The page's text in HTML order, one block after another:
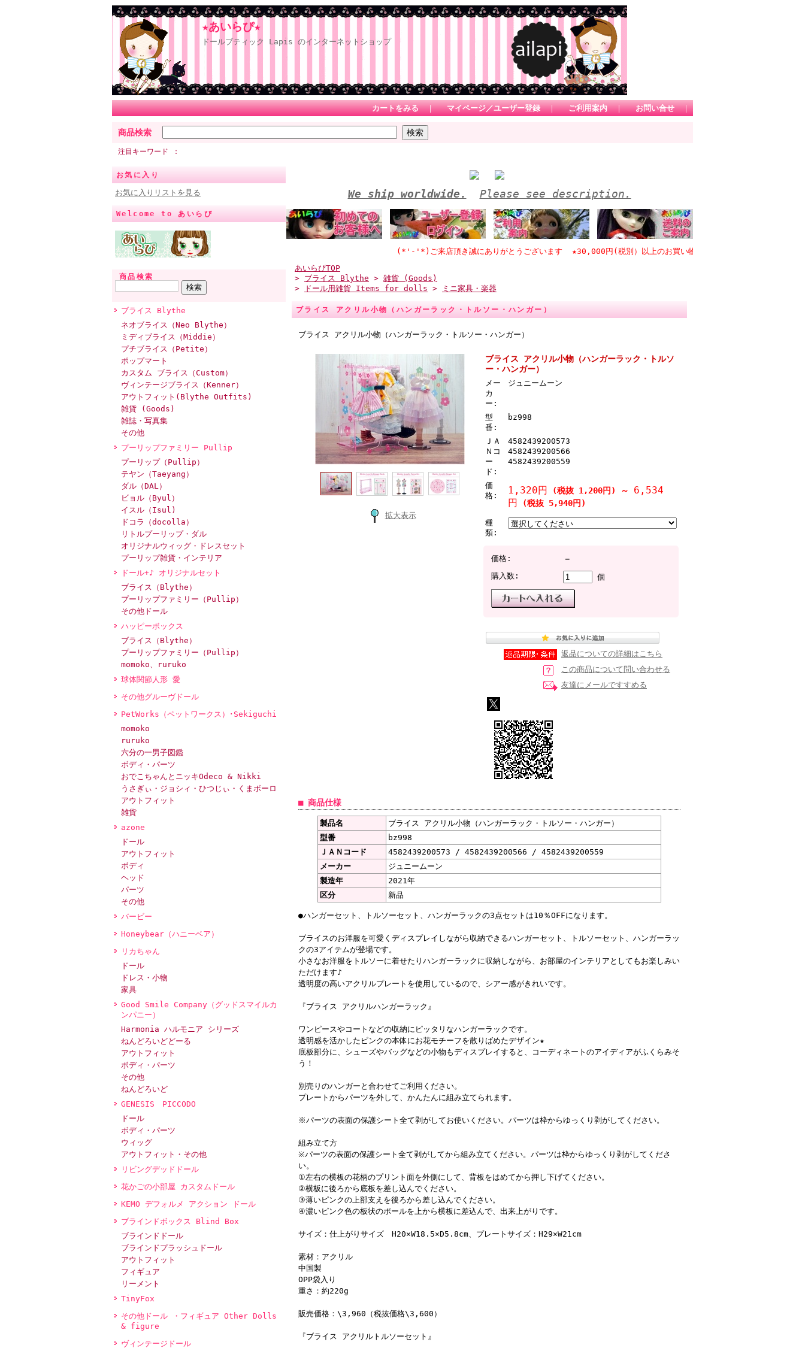
★あいらぴ★
ドールブティック Lapis のインターネットショップ
カートをみる ｜ マイページ／ユーザー登録 ｜ ご利用案内 ｜ お問い合せ ｜
商品検索
注目キーワード
お気に入り
お気に入りリストを見る
Welcome to あいらぴ
商品検索
ブライス Blythe
ネオブライス（Neo Blythe）
ミディブライス（Middie）
プチブライス（Petite）
ポップマート
カスタム ブライス（Custom）
ヴィンテージブライス（Kenner）
アウトフィット(Blythe Outfits)
雑貨 (Goods)
雑誌・写真集
その他
プーリップファミリー Pullip
プーリップ（Pullip）
テヤン（Taeyang）
ダル（DAL）
ビョル（Byul）
イスル（Isul)
ドコラ（docolla）
リトルプーリップ・ダル
オリジナルウィッグ・ドレスセット
プーリップ雑貨・インテリア
ドール+♪ オリジナルセット
ブライス（Blythe）
プーリップファミリー（Pullip）
その他ドール
ハッピーボックス
ブライス（Blythe）
プーリップファミリー（Pullip）
momoko、ruruko
球体関節人形 愛
その他グルーヴドール
PetWorks（ペットワークス）･Sekiguchi
momoko
ruruko
六分の一男子図鑑
ボディ・パーツ
おでこちゃんとニッキOdeco & Nikki
うさぎぃ・ジョシィ・ひつじぃ・くまボーロ
アウトフィット
雑貨
azone
ドール
アウトフィット
ボディ
ヘッド
パーツ
その他
バービー
Honeybear（ハニーベア）
リカちゃん
ドール
ドレス・小物
家具
Good Smile Company（グッドスマイルカ
ンパニー）
Harmonia ハルモニア シリーズ
ねんどろいどどーる
アウトフィット
ボディ・パーツ
その他
ねんどろいど
GENESIS PICCODO
ドール
ボディ・パーツ
ウィッグ
アウトフィット・その他
リビングデッドドール
花かごの小部屋 カスタムドール
KEMO デフォルメ アクション ドール
ブラインドボックス Blind Box
ブラインドドール
ブラインドプラッシュドール
アウトフィット
フィギュア
リーメント
TinyFox
その他ドール ・フィギュア Other Dolls
& figure
ヴィンテージドール
We ship worldwide. Please see description.
(*'-'*)ご来店頂き誠にありがとうございます ★30,000円(税別）以上のお買い物で日本国内送料無料 *1カートにてお買
あいらぴTOP
> ブライス Blythe > 雑貨 (Goods)
>
ドール用雑貨 Items for dolls > ミニ家具・楽器
ブライス アクリル小物（ハンガーラック・トルソー・ハンガー）
ブライス アクリル小物（ハンガーラック・トルソー・ハンガー）
拡大表示
ブライス アクリル小物（ハンガーラック・トルソ
ー・ハンガー）
メー
カ
ー:
ジュニームーン
型
番:
bz998
ＪＡ
Ｎコ
ー
ド:
4582439200573
4582439200566
4582439200559
価
格:
1,320円 (税抜 1,200円) ～
6,534
円 (税抜 5,940円)
種
類:
価格: －
購入数: 個
返品についての詳細はこちら
この商品について問い合わせる
友達にメールですすめる
■ 商品仕様
製品名
ブライス アクリル小物（ハンガーラック・トルソー・ハンガー）
型番
bz998
ＪＡＮコード
4582439200573 / 4582439200566 / 4582439200559
メーカー
ジュニームーン
製造年
2021年
区分
新品
●ハンガーセット、トルソーセット、ハンガーラックの3点セットは10％OFFになります。
ブライスのお洋服を可愛くディスプレイしながら収納できるハンガーセット、トルソーセット、ハンガーラッ
クの3アイテムが登場です。
小さなお洋服をトルソーに着せたりハンガーラックに収納しながら、お部屋のインテリアとしてもお楽しみい
ただけます♪
透明度の高いアクリルプレートを使用しているので、シアー感がきれいです。
『ブライス アクリルハンガーラック』
ワンピースやコートなどの収納にピッタリなハンガーラックです。
透明感を活かしたピンクの本体にお花モチーフを散りばめたデザイン★
底板部分に、シューズやバッグなどの小物もディスプレイすると、コーディネートのアイディアがふくらみそ
う！
別売りのハンガーと合わせてご利用ください。
プレートからパーツを外して、かんたんに組み立てられます。
※パーツの表面の保護シート全て剥がしてお使いください。パーツは枠からゆっくり剥がしてください。
組み立て方
※パーツの表面の保護シート全て剥がしてから組み立てください。パーツは枠からゆっくり剥がしてくださ
い。
①左右の横板の花柄のプリント面を外側にして、背板をはめてから押し下げてください。
②横板に後ろから底板を差し込んでください。
③薄いピンクの上部支えを後ろから差し込んでください。
④濃いピンク色の板状のポールを上から横板に差込んで、出来上がりです。
サイズ：仕上がりサイズ H20×W18.5×D5.8cm、プレートサイズ：H29×W21cm
素材：アクリル
中国製
OPP袋入り
重さ：約220g
販売価格：\3,960（税抜価格\3,600）
『ブライス アクリルトルソーセット』